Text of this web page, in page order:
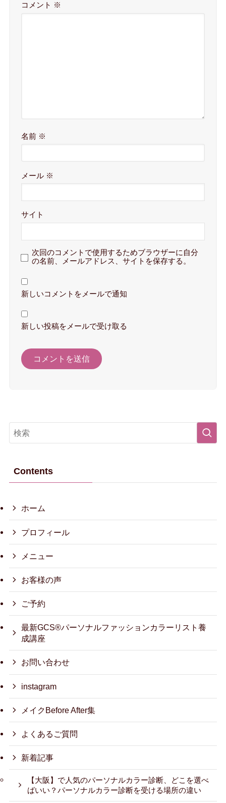
コメント ※
名前 ※
メール ※
サイト
次回のコメントで使用するためブラウザーに自分
の名前、メールアドレス、サイトを保存する。
新しいコメントをメールで通知
新しい投稿をメールで受け取る
Contents
ホーム
プロフィール
メニュー
お客様の声
ご予約
最新GCS®パーソナルファッションカラーリスト養
成講座
お問い合わせ
instagram
メイクBefore After集
よくあるご質問
新着記事
【大阪】で人気のパーソナルカラー診断、どこを選べ
ばいい？パーソナルカラー診断を受ける場所の違い